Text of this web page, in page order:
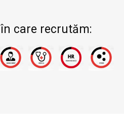
în care recrutăm: